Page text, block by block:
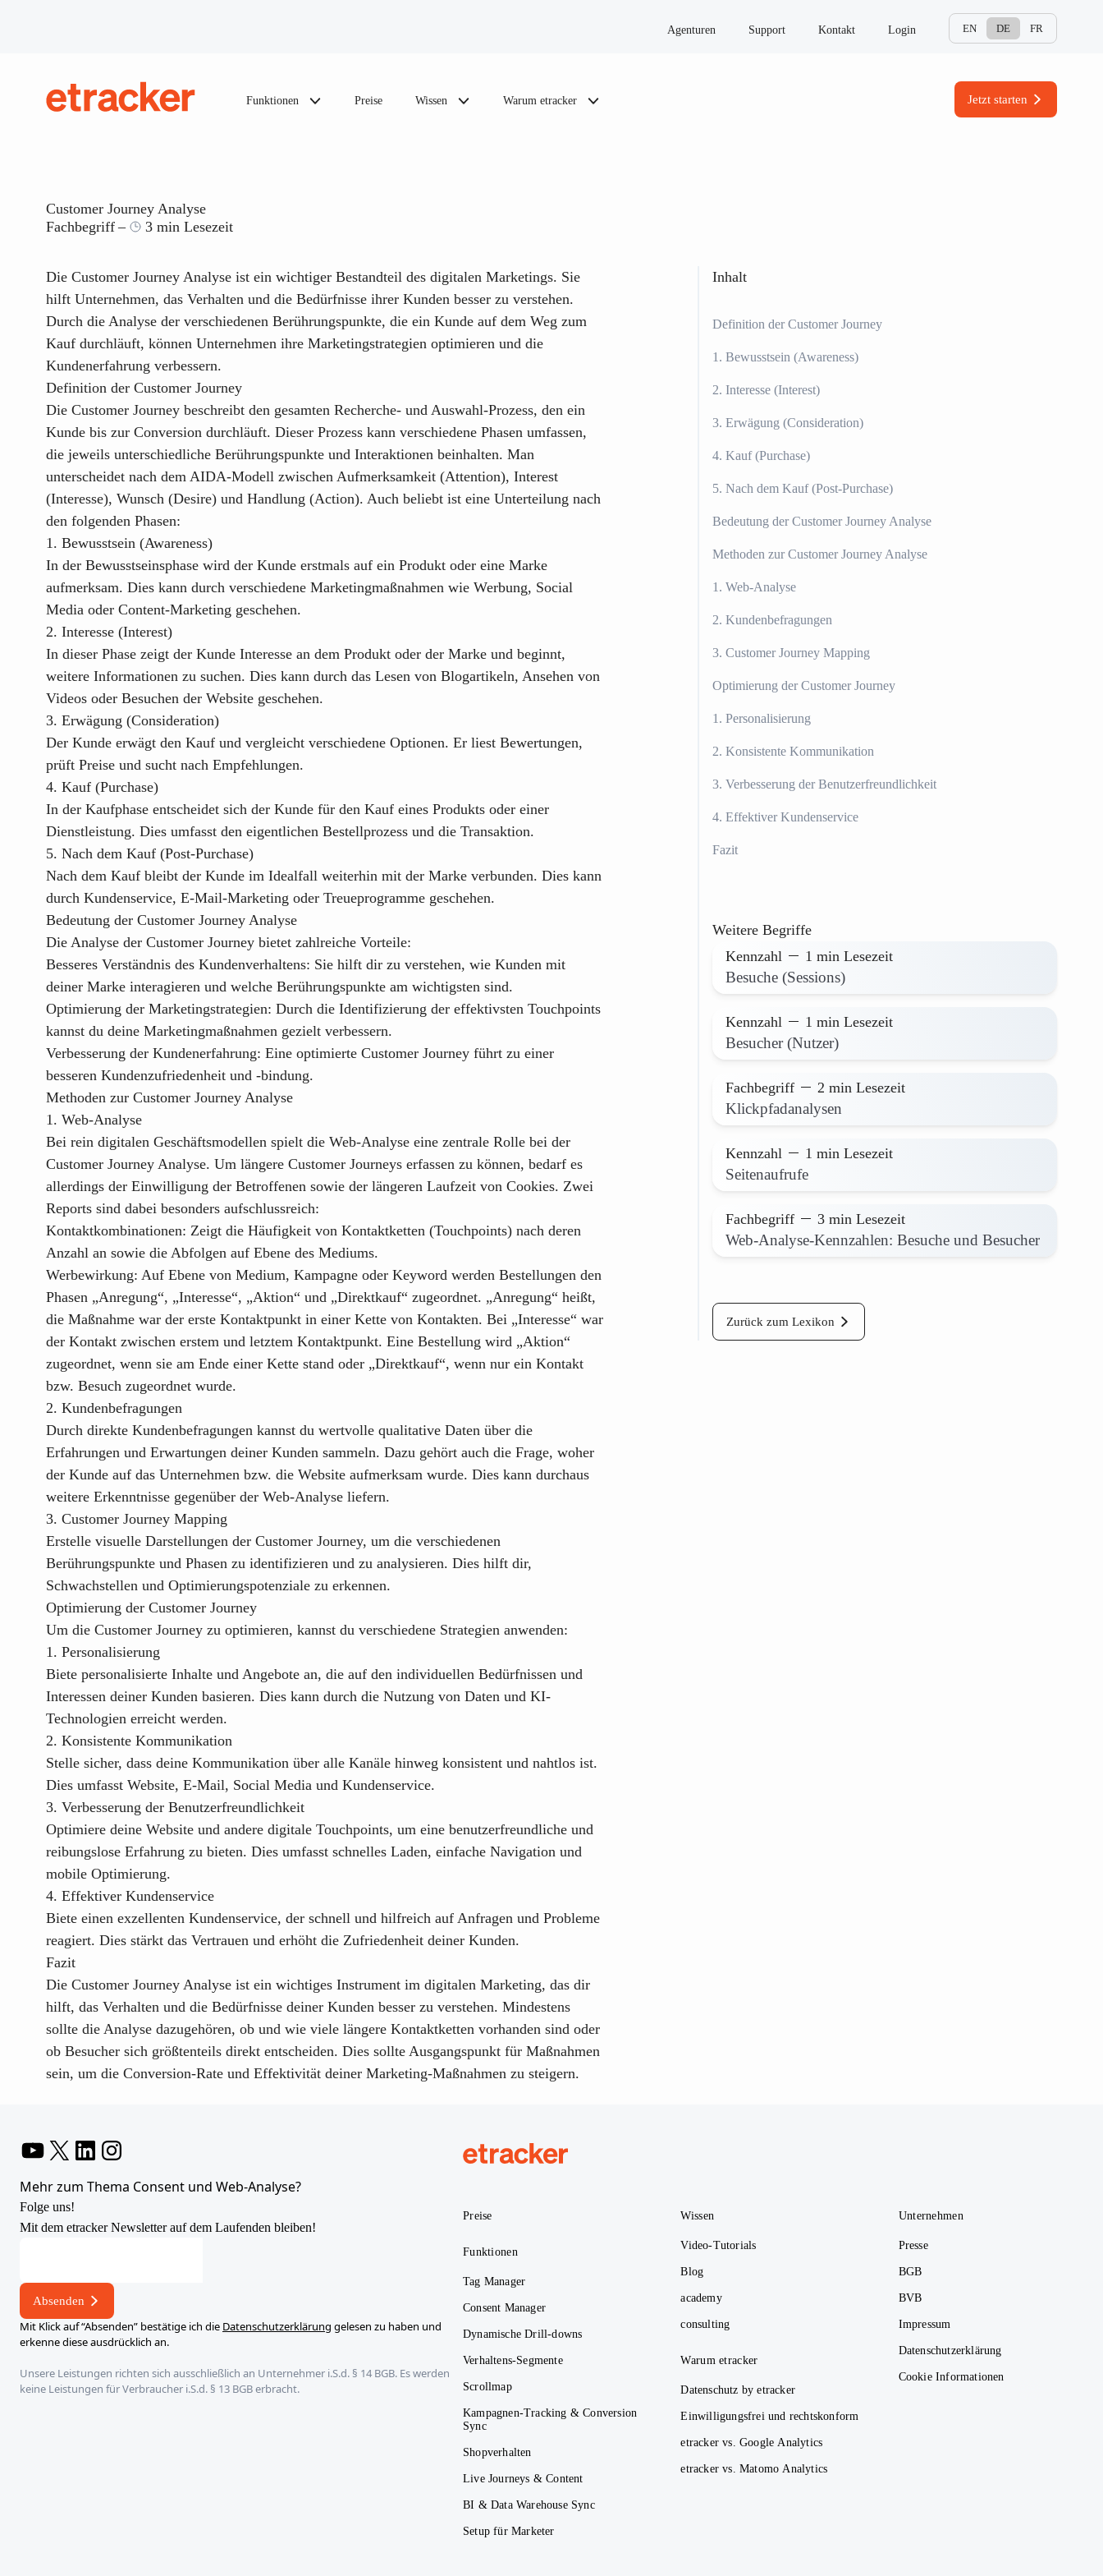
Funktionen Preise Wissen Warum etracker Jetzt starten
Agenturen Support Kontakt Login EN DE FR
Customer Journey Analyse
Fachbegriff
3 min Lesezeit
Die Customer Journey Analyse ist ein wichtiger Bestandteil des digitalen Marketings. Sie
hilft Unternehmen, das Verhalten und die Bedürfnisse ihrer Kunden besser zu verstehen.
Durch die Analyse der verschiedenen Berührungspunkte, die ein Kunde auf dem Weg zum
Kauf durchläuft, können Unternehmen ihre Marketingstrategien optimieren und die
Kundenerfahrung verbessern.
Definition der Customer Journey
Die Customer Journey beschreibt den gesamten Recherche- und Auswahl-Prozess, den ein
Kunde bis zur Conversion durchläuft. Dieser Prozess kann verschiedene Phasen umfassen,
die jeweils unterschiedliche Berührungspunkte und Interaktionen beinhalten. Man
unterscheidet nach dem AIDA-Modell zwischen Aufmerksamkeit (Attention), Interest
(Interesse), Wunsch (Desire) und Handlung (Action). Auch beliebt ist eine Unterteilung nach
den folgenden Phasen:
1. Bewusstsein (Awareness)
In der Bewusstseinsphase wird der Kunde erstmals auf ein Produkt oder eine Marke
aufmerksam. Dies kann durch verschiedene Marketingmaßnahmen wie Werbung, Social
Media oder Content-Marketing geschehen.
2. Interesse (Interest)
In dieser Phase zeigt der Kunde Interesse an dem Produkt oder der Marke und beginnt,
weitere Informationen zu suchen. Dies kann durch das Lesen von Blogartikeln, Ansehen von
Videos oder Besuchen der Website geschehen.
3. Erwägung (Consideration)
Der Kunde erwägt den Kauf und vergleicht verschiedene Optionen. Er liest Bewertungen,
prüft Preise und sucht nach Empfehlungen.
4. Kauf (Purchase)
In der Kaufphase entscheidet sich der Kunde für den Kauf eines Produkts oder einer
Dienstleistung. Dies umfasst den eigentlichen Bestellprozess und die Transaktion.
5. Nach dem Kauf (Post-Purchase)
Nach dem Kauf bleibt der Kunde im Idealfall weiterhin mit der Marke verbunden. Dies kann
durch Kundenservice, E-Mail-Marketing oder Treueprogramme geschehen.
Bedeutung der Customer Journey Analyse
Die Analyse der Customer Journey bietet zahlreiche Vorteile:
Besseres Verständnis des Kundenverhaltens: Sie hilft dir zu verstehen, wie Kunden mit
deiner Marke interagieren und welche Berührungspunkte am wichtigsten sind.
Optimierung der Marketingstrategien: Durch die Identifizierung der effektivsten Touchpoints
kannst du deine Marketingmaßnahmen gezielt verbessern.
Verbesserung der Kundenerfahrung: Eine optimierte Customer Journey führt zu einer
besseren Kundenzufriedenheit und -bindung.
Methoden zur Customer Journey Analyse
1. Web-Analyse
Bei rein digitalen Geschäftsmodellen spielt die Web-Analyse eine zentrale Rolle bei der
Customer Journey Analyse. Um längere Customer Journeys erfassen zu können, bedarf es
allerdings der Einwilligung der Betroffenen sowie der längeren Laufzeit von Cookies. Zwei
Reports sind dabei besonders aufschlussreich:
Kontaktkombinationen: Zeigt die Häufigkeit von Kontaktketten (Touchpoints) nach deren
Anzahl an sowie die Abfolgen auf Ebene des Mediums.
Werbewirkung: Auf Ebene von Medium, Kampagne oder Keyword werden Bestellungen den
Phasen „Anregung“, „Interesse“, „Aktion“ und „Direktkauf“ zugeordnet. „Anregung“ heißt,
die Maßnahme war der erste Kontaktpunkt in einer Kette von Kontakten. Bei „Interesse“ war
der Kontakt zwischen erstem und letztem Kontaktpunkt. Eine Bestellung wird „Aktion“
zugeordnet, wenn sie am Ende einer Kette stand oder „Direktkauf“, wenn nur ein Kontakt
bzw. Besuch zugeordnet wurde.
2. Kundenbefragungen
Durch direkte Kundenbefragungen kannst du wertvolle qualitative Daten über die
Erfahrungen und Erwartungen deiner Kunden sammeln. Dazu gehört auch die Frage, woher
der Kunde auf das Unternehmen bzw. die Website aufmerksam wurde. Dies kann durchaus
weitere Erkenntnisse gegenüber der Web-Analyse liefern.
3. Customer Journey Mapping
Erstelle visuelle Darstellungen der Customer Journey, um die verschiedenen
Berührungspunkte und Phasen zu identifizieren und zu analysieren. Dies hilft dir,
Schwachstellen und Optimierungspotenziale zu erkennen.
Optimierung der Customer Journey
Um die Customer Journey zu optimieren, kannst du verschiedene Strategien anwenden:
1. Personalisierung
Biete personalisierte Inhalte und Angebote an, die auf den individuellen Bedürfnissen und
Interessen deiner Kunden basieren. Dies kann durch die Nutzung von Daten und KI-
Technologien erreicht werden.
2. Konsistente Kommunikation
Stelle sicher, dass deine Kommunikation über alle Kanäle hinweg konsistent und nahtlos ist.
Dies umfasst Website, E-Mail, Social Media und Kundenservice.
3. Verbesserung der Benutzerfreundlichkeit
Optimiere deine Website und andere digitale Touchpoints, um eine benutzerfreundliche und
reibungslose Erfahrung zu bieten. Dies umfasst schnelles Laden, einfache Navigation und
mobile Optimierung.
4. Effektiver Kundenservice
Biete einen exzellenten Kundenservice, der schnell und hilfreich auf Anfragen und Probleme
reagiert. Dies stärkt das Vertrauen und erhöht die Zufriedenheit deiner Kunden.
Fazit
Die Customer Journey Analyse ist ein wichtiges Instrument im digitalen Marketing, das dir
hilft, das Verhalten und die Bedürfnisse deiner Kunden besser zu verstehen. Mindestens
sollte die Analyse dazugehören, ob und wie viele längere Kontaktketten vorhanden sind oder
ob Besucher sich größtenteils direkt entscheiden. Dies sollte Ausgangspunkt für Maßnahmen
sein, um die Conversion-Rate und Effektivität deiner Marketing-Maßnahmen zu steigern.
Inhalt
Definition der Customer Journey
1. Bewusstsein (Awareness)
2. Interesse (Interest)
3. Erwägung (Consideration)
4. Kauf (Purchase)
5. Nach dem Kauf (Post-Purchase)
Bedeutung der Customer Journey Analyse
Methoden zur Customer Journey Analyse
1. Web-Analyse
2. Kundenbefragungen
3. Customer Journey Mapping
Optimierung der Customer Journey
1. Personalisierung
2. Konsistente Kommunikation
3. Verbesserung der Benutzerfreundlichkeit
4. Effektiver Kundenservice
Fazit
Weitere Begriffe
Kennzahl
1 min Lesezeit
Besuche (Sessions)
Kennzahl 1 min Lesezeit
Besucher (Nutzer)
Fachbegriff 2 min Lesezeit
Klickpfadanalysen
Kennzahl 1 min Lesezeit
Seitenaufrufe
Fachbegriff 3 min Lesezeit
Web-Analyse-Kennzahlen: Besuche und Besucher
Zurück zum Lexikon
Mehr zum Thema Consent und Web-Analyse?
Folge uns!
Mit dem etracker Newsletter auf dem Laufenden bleiben!
Adresse
E-
Mail-
E-
Absenden
Mit Klick auf “Absenden” bestätige ich die Datenschutzerklärung gelesen zu haben und
erkenne diese ausdrücklich an.
Unsere Leistungen richten sich ausschließlich an Unternehmer i.S.d. § 14 BGB. Es werden
keine Leistungen für Verbraucher i.S.d. § 13 BGB erbracht.
Preise
Funktionen
Tag Manager
Consent Manager
Dynamische Drill-downs
Verhaltens-Segmente
Scrollmap
Kampagnen-Tracking & Conversion
Sync
Shopverhalten
Live Journeys & Content
BI & Data Warehouse Sync
Setup für Marketer
Wissen
Video-Tutorials
Blog
academy
consulting
Warum etracker
Datenschutz by etracker
Einwilligungsfrei und rechtskonform
etracker vs. Google Analytics
etracker vs. Matomo Analytics
Unternehmen
Presse
BGB
BVB
Impressum
Datenschutzerklärung
Cookie Informationen